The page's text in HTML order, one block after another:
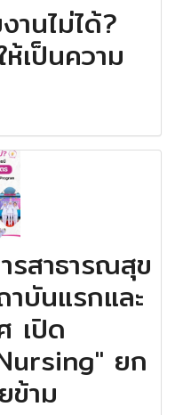
านไม่ได้?
เป็นความ
รสาธารณสุข
บันแรกและ
เปิด
ยก
ข้าม